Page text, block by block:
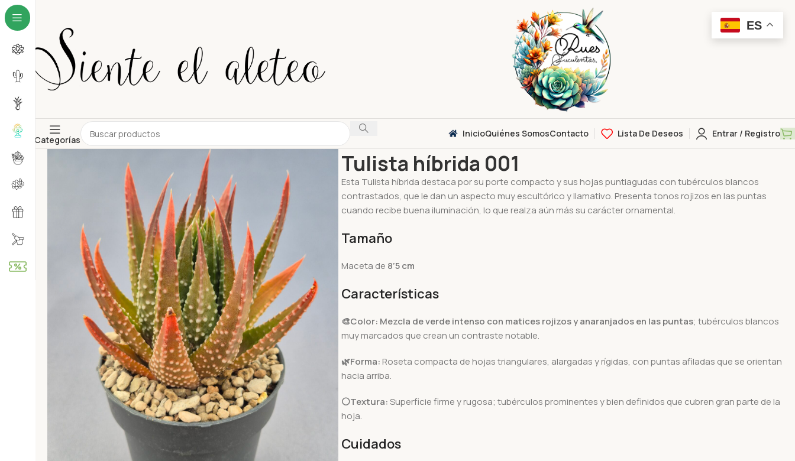
Categorías
InicioQuiénes SomosContacto Lista De Deseos Entrar / Registro
Inicio
Tulista híbrida 001
Esta Tulista híbrida destaca por su porte compacto y sus hojas puntiagudas con tubérculos blancos
contrastados, que le dan un aspecto muy escultórico y llamativo. Presenta tonos rojizos en las puntas
cuando recibe buena iluminación, lo que realza aún más su carácter ornamental.
Tamaño
Maceta de 8’5 cm
Características
🎨Color: Mezcla de verde intenso con matices rojizos y anaranjados en las puntas; tubérculos blancos
muy marcados que crean un contraste notable.
🌿Forma: Roseta compacta de hojas triangulares, alargadas y rígidas, con puntas afiladas que se orientan
hacia arriba.
⚪Textura:Superficie firme y rugosa; tubérculos prominentes y bien definidos que cubren gran parte de la
hoja.
Cuidados
ES